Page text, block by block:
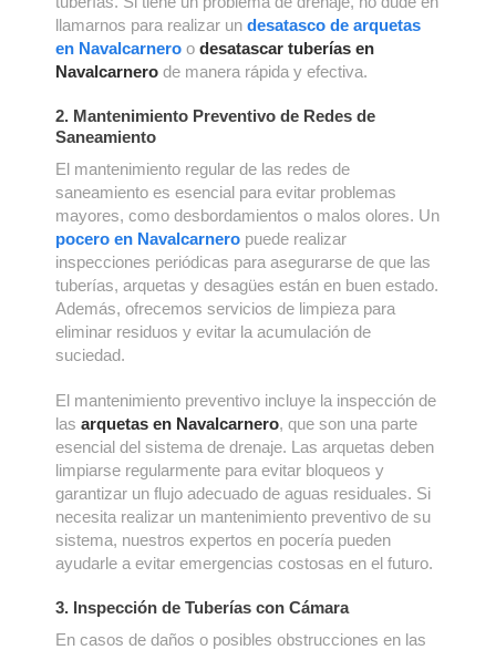
llamarnos para realizar un desatasco de arquetas
en Navalcarnero o desatascar tuberías en
Navalcarnero de manera rápida y efectiva.
2. Mantenimiento Preventivo de Redes de
Saneamiento
El mantenimiento regular de las redes de
saneamiento es esencial para evitar problemas
mayores, como desbordamientos o malos olores. Un
pocero en Navalcarnero puede realizar
inspecciones periódicas para asegurarse de que las
tuberías, arquetas y desagües están en buen estado.
Además, ofrecemos servicios de limpieza para
eliminar residuos y evitar la acumulación de
suciedad.
El mantenimiento preventivo incluye la inspección de
las arquetas en Navalcarnero, que son una parte
esencial del sistema de drenaje. Las arquetas deben
limpiarse regularmente para evitar bloqueos y
garantizar un flujo adecuado de aguas residuales. Si
necesita realizar un mantenimiento preventivo de su
sistema, nuestros expertos en pocería pueden
ayudarle a evitar emergencias costosas en el futuro.
3. Inspección de Tuberías con Cámara
En casos de daños o posibles obstrucciones en las